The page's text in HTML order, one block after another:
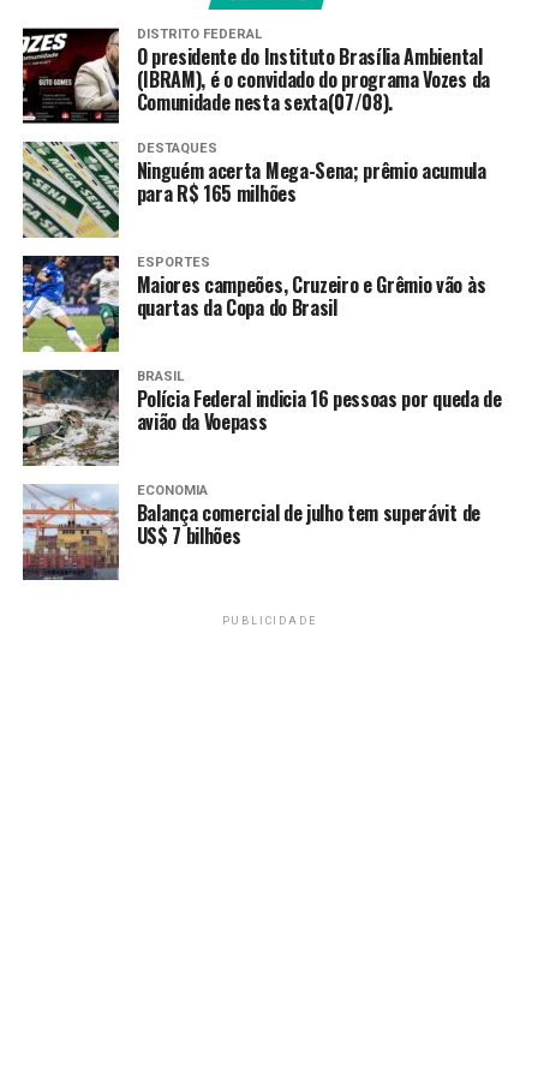
O anúncio coincidiu com um encontro entre o
secretário de Estado dos EUA, Marco Rubio, e o senador
Flávio Bolsonaro (PL-RJ), pré-candidato à Presidência da
República, ocorrido na terça-feira (26), em Washington.
Um dia antes, o senador havia se reunido com Trump na
Casa Branca, em companhia do irmão, o autoexilado ex-
deputado federal Eduardo Bolsonaro, ambos filhos do
ex-presidente Jair Bolsonaro.
Reportagens do portalThe Intercept Brasilexpuseram
mensagens de áudio de Flávio Bolsonaro enviadas a
Daniel Vorcaro, dono do Banco Master, pedindo-lhe
dinheiro para pagar parte dos custos de produção da
cinebiografia de seu pai. De acordo com o portal, o
banqueiro teria acordado destinar R$134 milhões à
produção, dos quais ao menos R$ 61 milhões foram
efetivamente liberados.
>> Siga o canal da Agência Brasil
Política externa de Trump
DISTRITO FEDERAL
O presidente do Instituto Brasília Ambiental
(IBRAM), é o convidado do programa Vozes da
Comunidade nesta sexta(07/08).
DESTAQUES
Ninguém acerta Mega-Sena; prêmio acumula
para R$ 165 milhões
ESPORTES
Maiores campeões, Cruzeiro e Grêmio vão às
quartas da Copa do Brasil
BRASIL
Polícia Federal indicia 16 pessoas por queda de
avião da Voepass
ECONOMIA
Balança comercial de julho tem superávit de
US$ 7 bilhões
PUBLICIDADE